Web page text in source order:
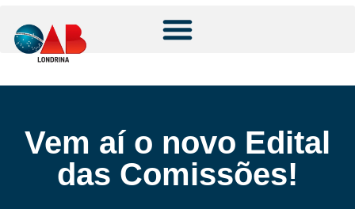
Vem aí o novo Edital
das Comissões!